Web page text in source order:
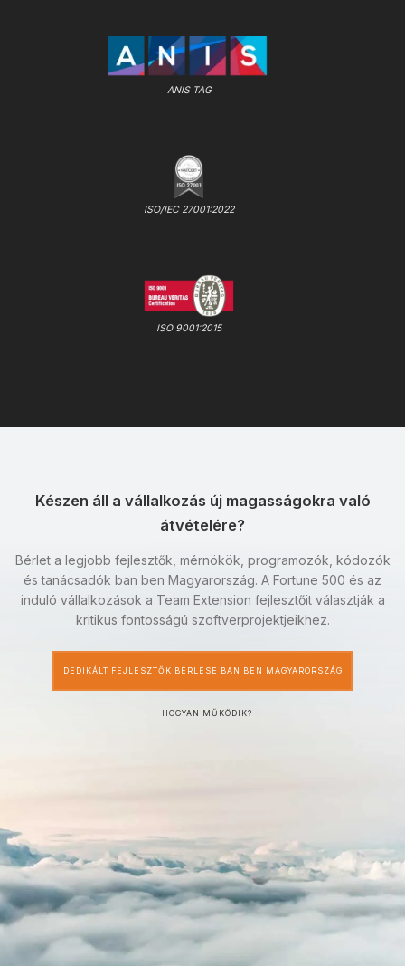
ANIS TAG
ISO/IEC 27001:2022
ISO 9001:2015
Készen áll a vállalkozás új magasságokra való
átvételére?
Bérlet a legjobb fejlesztők, mérnökök, programozók, kódozók
és tanácsadók ban ben Magyarország. A Fortune 500 és az
induló vállalkozások a Team Extension fejlesztőit választják a
kritikus fontosságú szoftverprojektjeikhez.
DEDIKÁLT FEJLESZTŐK BÉRLÉSE BAN BEN MAGYARORSZÁG
HOGYAN MŰKÖDIK?